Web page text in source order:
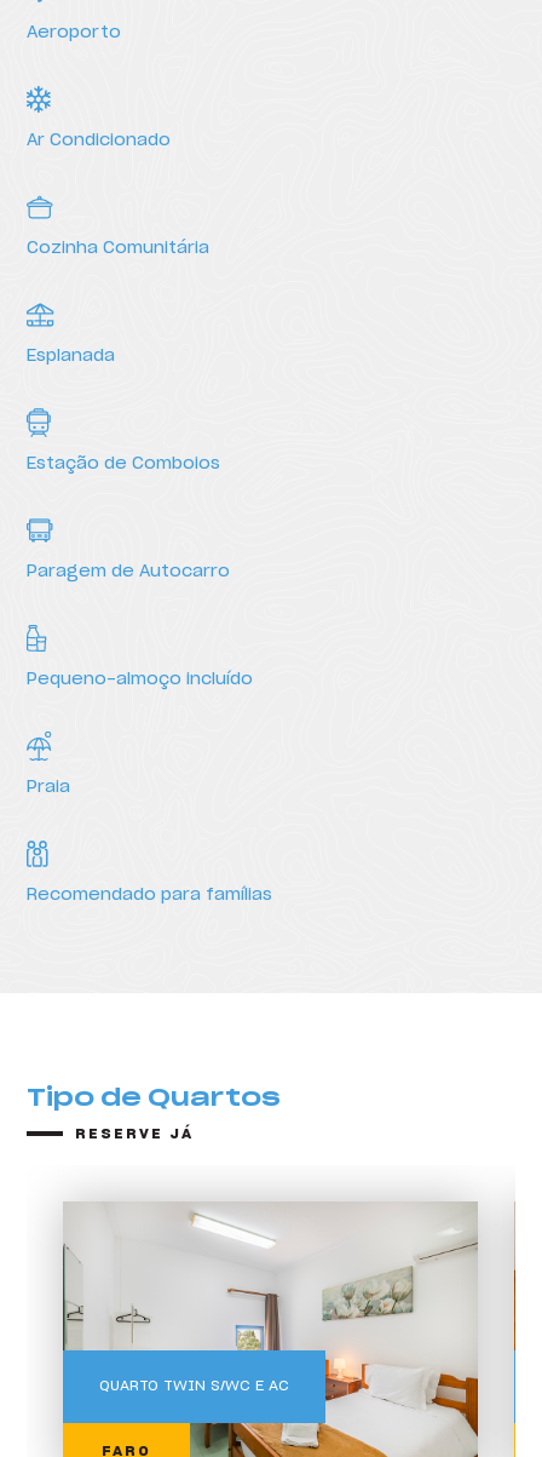
Aeroporto
Ar Condicionado
Cozinha Comunitária
Esplanada
Estação de Comboios
Paragem de Autocarro
Pequeno-almoço incluído
Praia
Recomendado para famílias
Tipo de Quartos
Tipo de Quartos
RESERVE JÁ
QUARTO TWIN S/WC E AC
FARO